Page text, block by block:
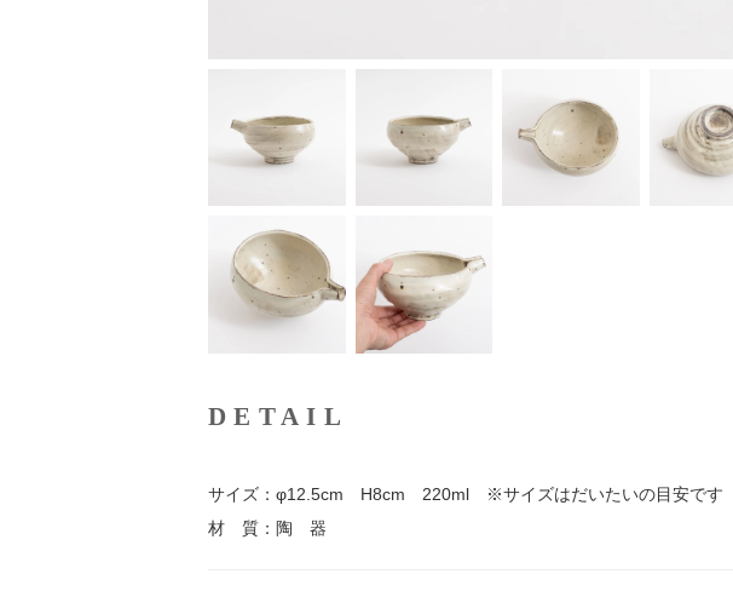
DETAIL
サイズ：φ12.5cm H8cm 220ml ※サイズはだいたいの目安です
材 質：陶 器